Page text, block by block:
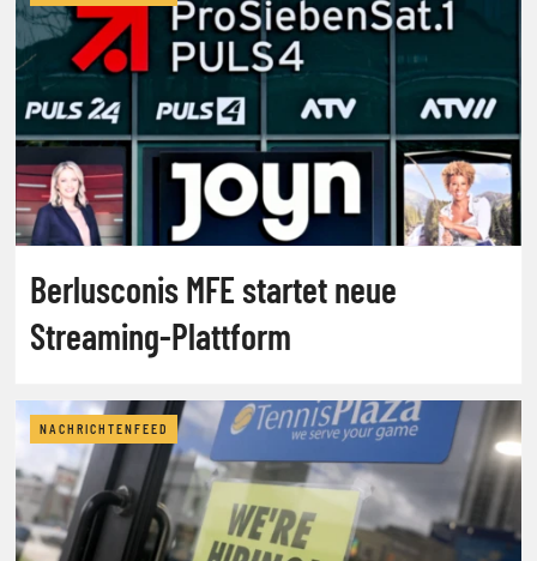
Berlusconis MFE startet neue
Streaming-Plattform
NACHRICHTENFEED